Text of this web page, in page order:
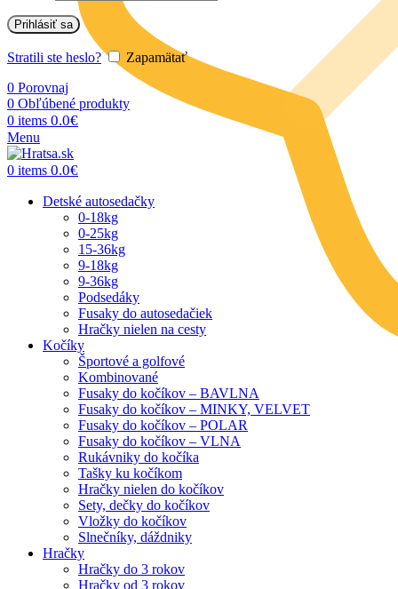
Prihlásiť sa
Stratili ste heslo?
Zapamätať
0 Porovnaj
0 Obľúbené produkty
0 items 0.0€
Menu
0 items 0.0€
Detské autosedačky
0-18kg
0-25kg
15-36kg
9-18kg
9-36kg
Podsedáky
Fusaky do autosedačiek
Hračky nielen na cesty
Kočíky
Športové a golfové
Kombinované
Fusaky do kočíkov – BAVLNA
Fusaky do kočíkov – MINKY, VELVET
Fusaky do kočíkov – POLAR
Fusaky do kočíkov – VLNA
Rukávniky do kočíka
Tašky ku kočíkom
Hračky nielen do kočíkov
Sety, dečky do kočíkov
Vložky do kočíkov
Slnečníky, dáždniky
Hračky
Hračky do 3 rokov
Hračky od 3 rokov